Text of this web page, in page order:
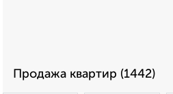
Продажа квартир (1442)